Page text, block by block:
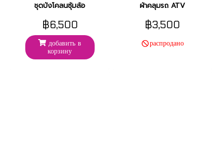
ชุดบังโคลนซุ้มล้อ
฿6,500
добавить в
корзину
ผ้าคลุมรถ ATV
฿3,500
распродано